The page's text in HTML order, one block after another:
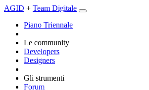
AGID + Team Digitale
Piano Triennale
Le community
Developers
Designers
Gli strumenti
Forum